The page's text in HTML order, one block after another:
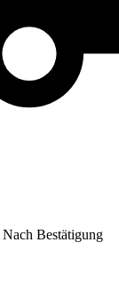
Nach Bestätigung